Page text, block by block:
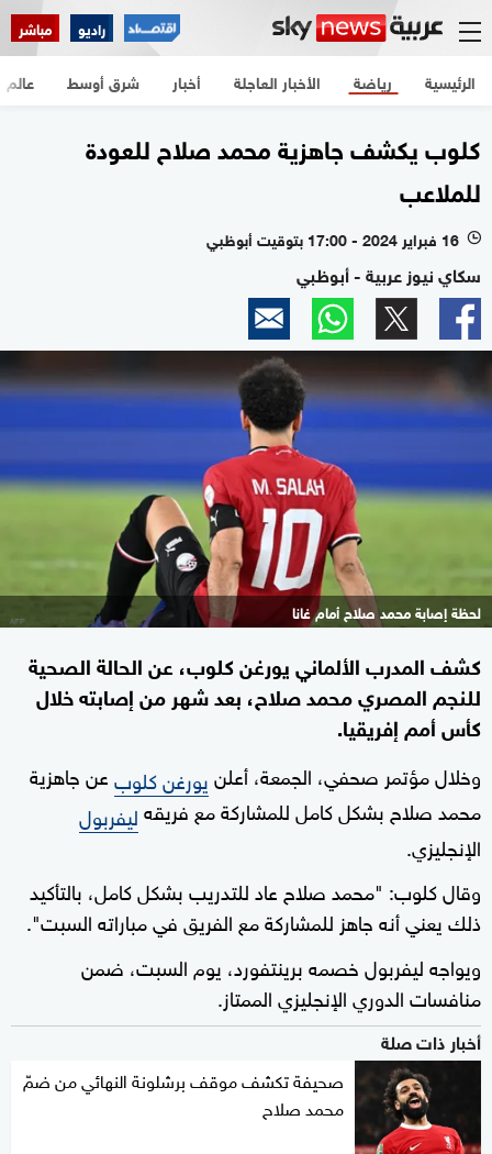
راديو مباشر
الرئيسية الأخبار العاجلة أخبار شرق أوسط عالم رياضة
كلوب يكشف جاهزية محمد صلاح للعودة
للملاعب
l 16 فبراير 2024 - 17:00 بتوقيت أبوظبي
سكاي نيوز عربية - أبوظبي
لحظة إصابة محمد صلاح أمام غانا
كشف المدرب الألماني يورغن كلوب، عن الحالة الصحية
للنجم المصري محمد صلاح، بعد شهر من إصابته خلال
كأس أمم إفريقيا.
وخلال مؤتمر صحفي، الجمعة، أعلنيورغن كلوبعن جاهزية
محمد صلاح بشكل كامل للمشاركة مع فريقهليفربول
الإنجليزي.
وقال كلوب: "محمد صلاح عاد للتدريب بشكل كامل، بالتأكيد
ذلك يعني أنه جاهز للمشاركة مع الفريق في مباراته السبت".
ويواجه ليفربول خصمه برينتفورد، يوم السبت، ضمن
منافسات الدوري الإنجليزي الممتاز.
أخبار ذات صلة
صحيفة تكشف موقف برشلونة النهائي من ضمّ
محمد صلاح